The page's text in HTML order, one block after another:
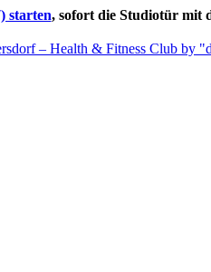
starten, sofort die Studiotür mit